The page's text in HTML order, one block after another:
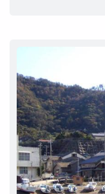
地形や地質等はユネ